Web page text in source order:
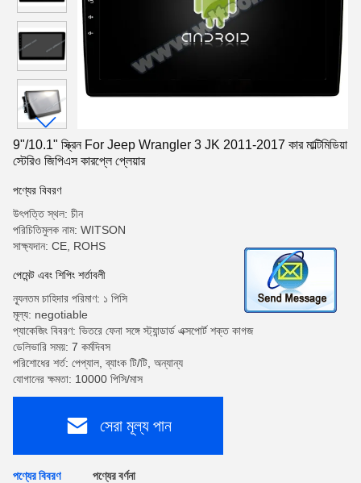
9"/10.1" স্ক্রিন For Jeep Wrangler 3 JK 2011-2017 কার মাল্টিমিডিয়া
স্টেরিও জিপিএস কারপ্লে প্লেয়ার
পণ্যের বিবরণ
উৎপত্তি স্থল: চীন
পরিচিতিমুলক নাম: WITSON
সাক্ষ্যদান: CE, ROHS
পেমেন্ট এবং শিপিং শর্তাবলী
ন্যূনতম চাহিদার পরিমাণ: ১ পিসি
মূল্য: negotiable
প্যাকেজিং বিবরণ: ভিতরে ফেনা সঙ্গে স্ট্যান্ডার্ড এক্সপোর্ট শক্ত কাগজ
ডেলিভারি সময়: 7 কর্মদিবস
পরিশোধের শর্ত: পেপ্যাল, ব্যাংক টি/টি, অন্যান্য
যোগানের ক্ষমতা: 10000 পিসি/মাস
সেরা মূল্য পান
পণ্যের বিবরণ পণ্যের বর্ণনা